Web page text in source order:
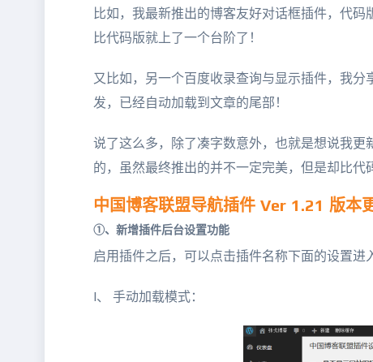
比如，我最新推出的博客友好对话框插件，代
比代码版就上了一个台阶了！
又比如，另一个百度收录查询与显示插件，我
发，已经自动加载到文章的尾部！
说了这么多，除了凑字数意外，也就是想说我更
的，虽然最终推出的并不一定完美，但是却比代
中国博客联盟导航插件 Ver 1.21 版本
①、新增插件后台设置功能
启用插件之后，可以点击插件名称下面的设置进
I、 手动加载模式：